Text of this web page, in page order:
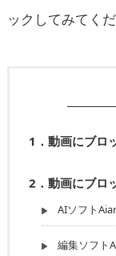
ックしてみてくだ
1． 動画にブロ
2． 動画にブロ
AIソフト
編集ソフト